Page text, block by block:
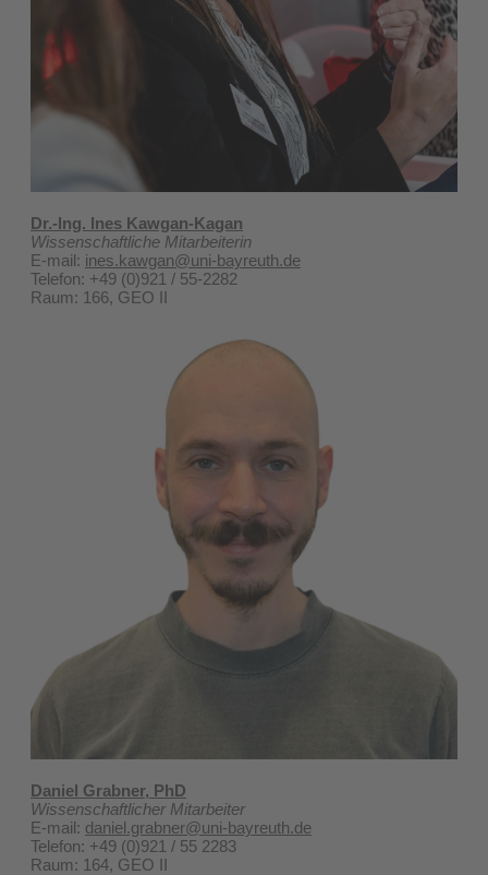
Dr.-Ing. Ines Kawgan-Kagan
Wissenschaftliche Mitarbeiterin
E-mail: ines.kawgan@uni-bayreuth.de
Telefon: +49 (0)921 / 55-2282
Raum: 166, GEO II
Daniel Grabner, PhD
Wissenschaftlicher Mitarbeiter
E-mail: daniel.grabner@uni-bayreuth.de
Telefon: +49 (0)921 / 55 2283
Raum: 164, GEO II